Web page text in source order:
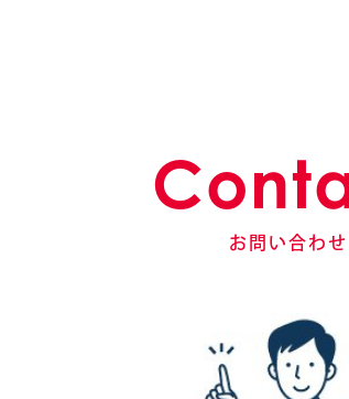
お問い合わせ